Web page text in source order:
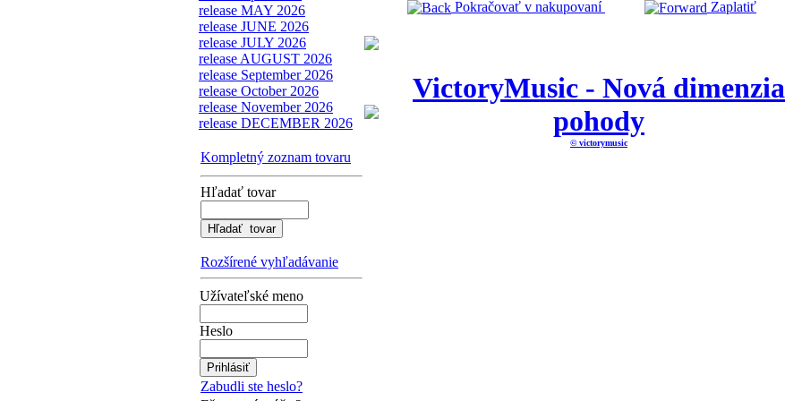
release MAY 2026
release JUNE 2026
release JULY 2026
release AUGUST 2026
release September 2026
release October 2026
release November 2026
release DECEMBER 2026
Kompletný zoznam tovaru
Hľadať tovar
Rozšírené vyhľadávanie
Užívateľské meno
Heslo
Zabudli ste heslo?
Pokračovať v nakupovaní Zaplatiť
VictoryMusic - Nová dimenzia
pohody
© victorymusic